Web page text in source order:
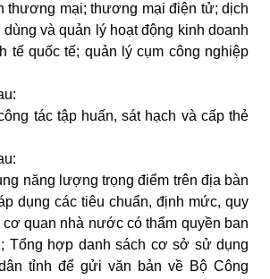
thương mại; thương mại điện tử; dịch
và quản lý hoạt động kinh doanh
tế quốc tế; quản lý cụm công nghiệp
tác tập huấn, sát hạch và cấp thẻ
năng lượng trọng điểm trên địa bàn
dụng các tiêu chuẩn, định mức, quy
quan nhà nước có thẩm quyền ban
Tổng hợp danh sách cơ sở sử dụng
tỉnh để gửi văn bản về Bộ Công